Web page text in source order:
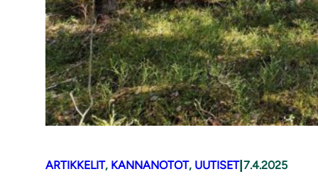
ARTIKKELIT, KANNANOTOT, UUTISET|7.4.2025